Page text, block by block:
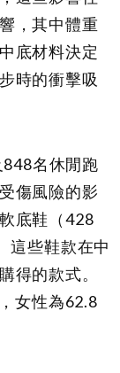
，其中體重
底材料決定
時的衝擊吸
名休閒跑
傷風險的影
底鞋（428
這些鞋款在中
得的款式。
女性為62.8